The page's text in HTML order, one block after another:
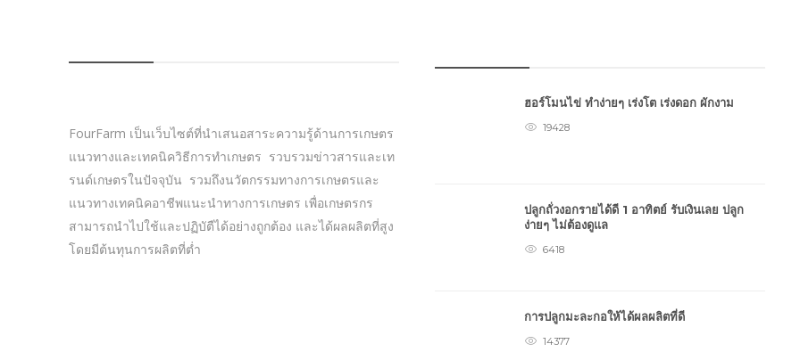
FourFarm เป็นเว็บไซต์ที่นำเสนอสาระความรู้ด้านการเกษตร
แนวทางและเทคนิควิธีการทำเกษตร รวบรวมข่าวสารและเท
รนด์เกษตรในปัจจุบัน รวมถึงนวัตกรรมทางการเกษตรและ
แนวทางเทคนิคอาชีพแนะนำทางการเกษตร เพื่อเกษตรกร
สามารถนำไปใช้และปฏิบัตืได้อย่างถูกต้อง และได้ผลผลิตที่สูง
โดยมีต้นทุนการผลิตที่ต่ำ
ฮอร์โมนไข่ ทำง่ายๆ เร่งโต เร่งดอก ผักงาม
19428
ปลูกถั่วงอกรายได้ดี 1 อาทิตย์ รับเงินเลย ปลูก
ง่ายๆ ไม่ต้องดูแล
6418
การปลูกมะละกอให้ได้ผลผลิตที่ดี
14377